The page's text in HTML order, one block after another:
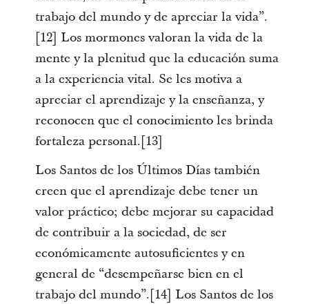
trabajo del mundo y de apreciar la vida”.
[12] Los mormones valoran la vida de la
mente y la plenitud que la educación suma
a la experiencia vital. Se les motiva a
apreciar el aprendizaje y la enseñanza, y
reconocen que el conocimiento les brinda
fortaleza personal.[13]
Los Santos de los Últimos Días también
creen que el aprendizaje debe tener un
valor práctico; debe mejorar su capacidad
de contribuir a la sociedad, de ser
económicamente autosuficientes y en
general de “desempeñarse bien en el
trabajo del mundo”.[14] Los Santos de los